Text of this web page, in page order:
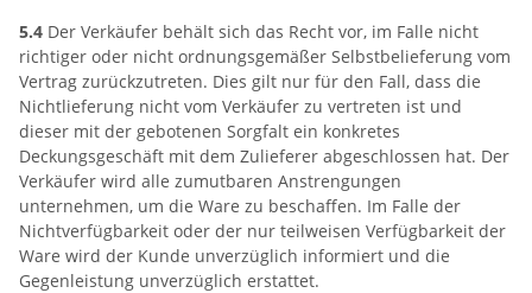
5.4 Der Verkäufer behält sich das Recht vor, im Falle nicht
richtiger oder nicht ordnungsgemäßer Selbstbelieferung vom
Vertrag zurückzutreten. Dies gilt nur für den Fall, dass die
Nichtlieferung nicht vom Verkäufer zu vertreten ist und
dieser mit der gebotenen Sorgfalt ein konkretes
Deckungsgeschäft mit dem Zulieferer abgeschlossen hat. Der
Verkäufer wird alle zumutbaren Anstrengungen
unternehmen, um die Ware zu beschaffen. Im Falle der
Nichtverfügbarkeit oder der nur teilweisen Verfügbarkeit der
Ware wird der Kunde unverzüglich informiert und die
Gegenleistung unverzüglich erstattet.